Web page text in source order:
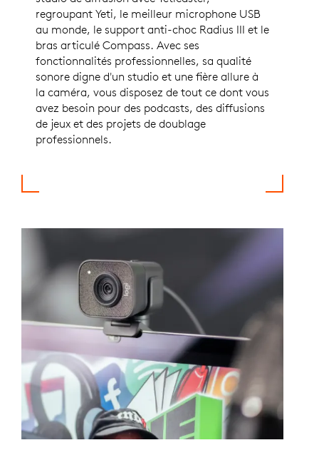
regroupant Yeti, le meilleur microphone USB
au monde, le support anti-choc Radius III et le
bras articulé Compass. Avec ses
fonctionnalités professionnelles, sa qualité
sonore digne d'un studio et une fière allure à
la caméra, vous disposez de tout ce dont vous
avez besoin pour des podcasts, des diffusions
de jeux et des projets de doublage
professionnels.